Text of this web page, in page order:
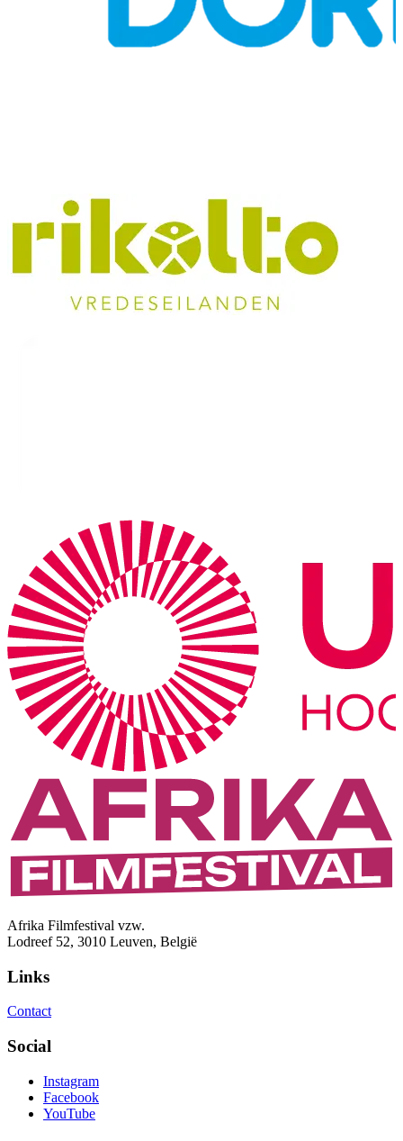
Afrika Filmfestival vzw.
Lodreef 52, 3010 Leuven, België
Links
Contact
Social
Instagram
Facebook
YouTube